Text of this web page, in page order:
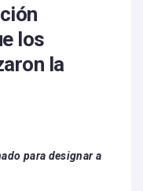
los
la
para designar a